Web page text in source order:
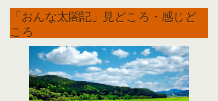
「おんな太閤記」見どころ・感じど
ころ